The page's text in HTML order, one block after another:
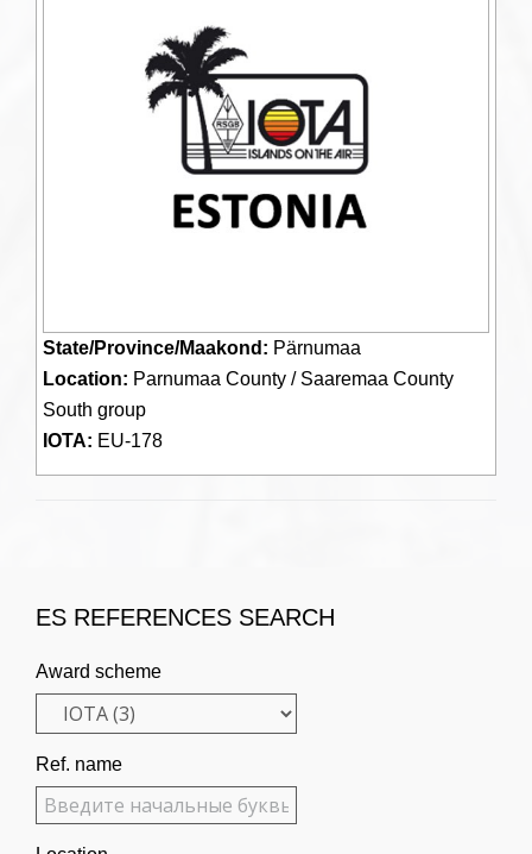
State/Province/Maakond: Pärnumaa
Location: Parnumaa County / Saaremaa County
South group
IOTA: EU-178
ES REFERENCES SEARCH
Award scheme
Ref. name